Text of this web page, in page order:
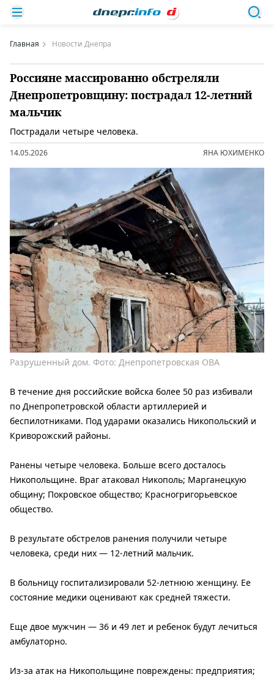
Главная Новости Днепра
Россияне массированно обстреляли
Днепропетровщину: пострадал 12-летний
мальчик
Пострадали четыре человека.
14.05.2026 ЯНА ЮХИМЕНКО
Разрушенный дом. Фото: Днепропетровская ОВА
В течение дня российские войска более 50 раз избивали
по Днепропетровской области артиллерией и
беспилотниками. Под ударами оказались Никопольский и
Криворожский районы.
Ранены четыре человека. Больше всего досталось
Никопольщине. Враг атаковал Никополь; Марганецкую
общину; Покровское общество; Красногригорьевское
общество.
В результате обстрелов ранения получили четыре
человека, среди них — 12-летний мальчик.
В больницу госпитализировали 52-летнюю женщину. Ее
состояние медики оценивают как средней тяжести.
Еще двое мужчин — 36 и 49 лет и ребенок будут лечиться
амбулаторно.
Из-за атак на Никопольщине повреждены: предприятия;